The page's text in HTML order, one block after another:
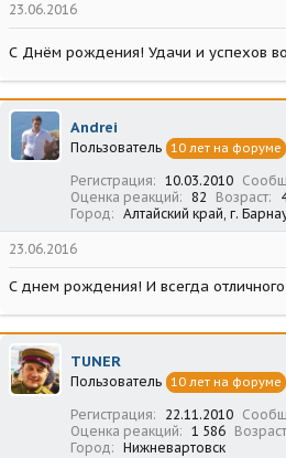
23.06.2016
С Днём рождения! Удачи и успехов
Andrei
Пользователь 10 лет на форуме
Регистрация 10.03.2010
Оценка реакций
82 Возраст
Город
Алтайский край, г.
23.06.2016
С днем рождения! И всегда
TUNER
Пользователь 10 лет на форуме
Регистрация 22.11.2010
Оценка реакций
1 586 Возраст
Город
Нижневартовск